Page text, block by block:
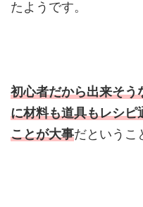
たようです。
初心者だから出来そう
に材料も道具もレシピ
ことが大事だというこ